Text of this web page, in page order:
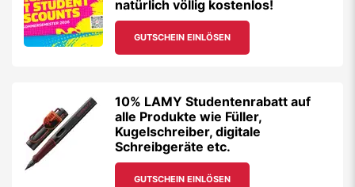
natürlich völlig kostenlos!
GUTSCHEIN EINLÖSEN
10% LAMY Studentenrabatt auf
alle Produkte wie Füller,
Kugelschreiber, digitale
Schreibgeräte etc.
GUTSCHEIN EINLÖSEN